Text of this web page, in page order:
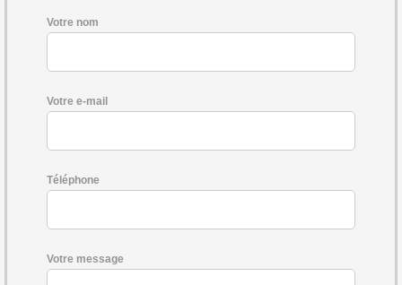
Votre nom
Votre e-mail
Téléphone
Votre message